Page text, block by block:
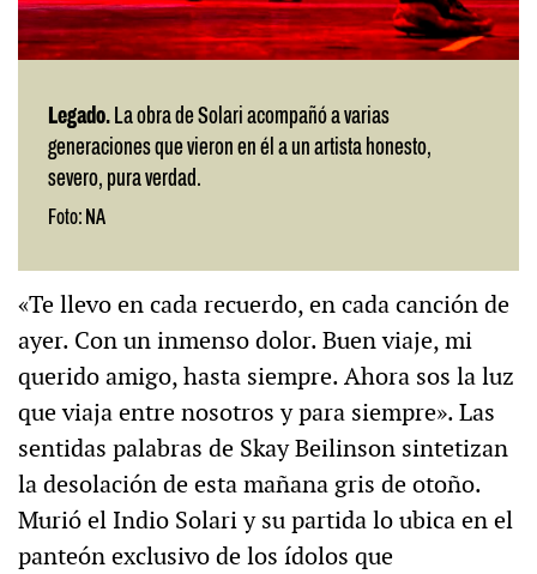
Legado. La obra de Solari acompañó a varias
generaciones que vieron en él a un artista honesto,
severo, pura verdad.
Foto: NA
«Te llevo en cada recuerdo, en cada canción de
ayer. Con un inmenso dolor. Buen viaje, mi
querido amigo, hasta siempre. Ahora sos la luz
que viaja entre nosotros y para siempre». Las
sentidas palabras de Skay Beilinson sintetizan
la desolación de esta mañana gris de otoño.
Murió el Indio Solari y su partida lo ubica en el
panteón exclusivo de los ídolos que